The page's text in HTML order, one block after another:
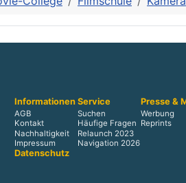
Informationen
AGB
Kontakt
Nachhaltigkeit
Impressum
Service
Suchen
Häufige Fragen
Relaunch 2023
Navigation 2026
Presse &
Werbung
Reprints
Datenschutz